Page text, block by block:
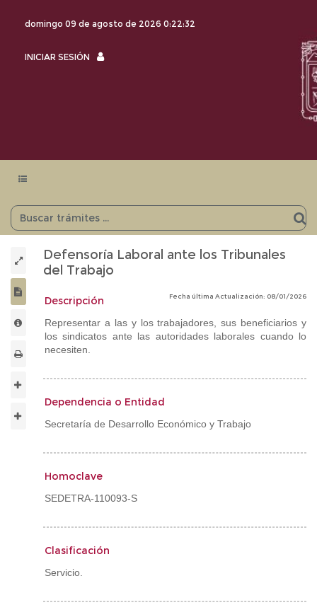
domingo 09 de agosto de 2026 0:22:33
INICIAR SESIÓN
INICIAR
Menu
Defensoría Laboral ante los Tribunales
del Trabajo
Fecha última Actualización: 08/01/2026
Descripción
Representar a las y los trabajadores, sus beneficiarios y
los sindicatos ante las autoridades laborales cuando lo
necesiten.
Dependencia o Entidad
Secretaría de Desarrollo Económico y Trabajo
Homoclave
SEDETRA-110093-S
Clasificación
Servicio.